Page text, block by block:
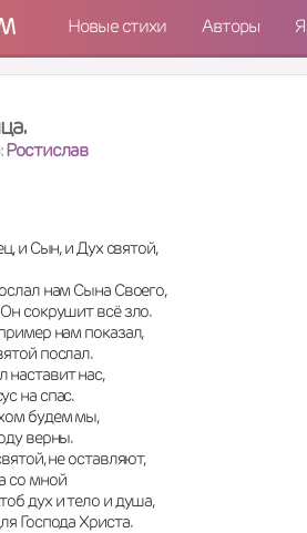
Новые стихи Авторы
Ростислав
и Сын, и Дух святой,
нам Сына Своего,
сокрушит всё зло.
нам показал,
послал.
нас,
на спас.
будем мы,
верны.
не оставляют,
со мной
дух и тело и душа,
Господа Христа.